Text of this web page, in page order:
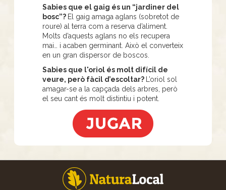
Sabies que el gaig és un “jardiner del
bosc”? El gaig amaga aglans (sobretot de
roure) al terra com a reserva d’aliment.
Molts d’aquests aglans no els recupera
mai… i acaben germinant. Això el converteix
en un gran dispersor de boscos.
Sabies que l'oriol és molt difícil de
veure, però fàcil d’escoltar?
L’oriol sol
amagar-se a la capçada dels arbres, però
el seu cant és molt distintiu i potent.